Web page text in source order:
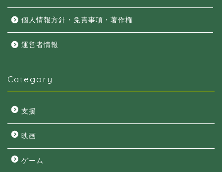
個人情報方針・免責事項・著作権
運営者情報
Category
支援
映画
ゲーム